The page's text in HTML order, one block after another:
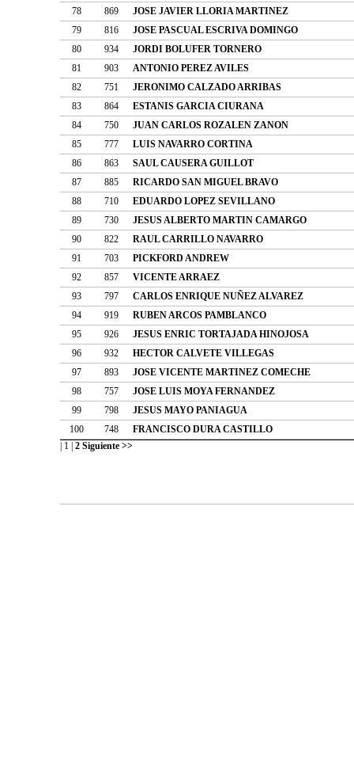
78
869
JOSE JAVIER LLORIA MARTINEZ
79
816
JOSE PASCUAL ESCRIVA DOMINGO
80
934
JORDI BOLUFER TORNERO
81
903
ANTONIO PEREZ AVILES
82
751
JERONIMO CALZADO ARRIBAS
83
864
ESTANIS GARCIA CIURANA
84
750
JUAN CARLOS ROZALEN ZANON
85
777
LUIS NAVARRO CORTINA
86
863
SAUL CAUSERA GUILLOT
87
885
RICARDO SAN MIGUEL BRAVO
88
710
EDUARDO LOPEZ SEVILLANO
89
730
JESUS ALBERTO MARTIN CAMARGO
90
822
RAUL CARRILLO NAVARRO
91
703
PICKFORD ANDREW
92
857
VICENTE ARRAEZ
93
797
CARLOS ENRIQUE NUÑEZ ALVAREZ
94
919
RUBEN ARCOS PAMBLANCO
95
926
JESUS ENRIC TORTAJADA HINOJOSA
96
932
HECTOR CALVETE VILLEGAS
97
893
JOSE VICENTE MARTINEZ COMECHE
98
757
JOSE LUIS MOYA FERNANDEZ
99
798
JESUS MAYO PANIAGUA
100
748
FRANCISCO DURA CASTILLO
| 1 | 2 Siguiente >>